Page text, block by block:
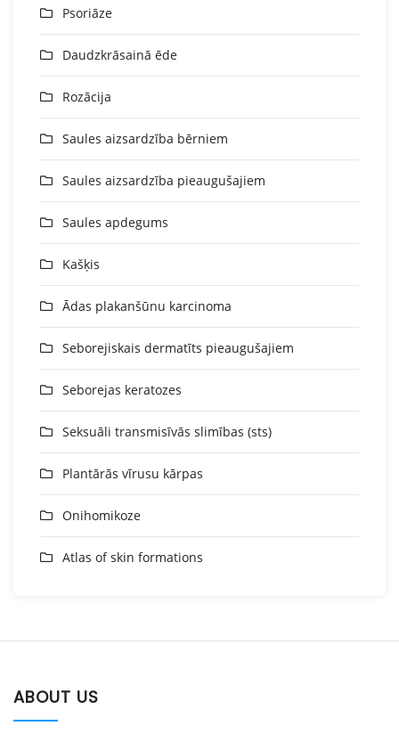
Psoriāze
Daudzkrāsainā ēde
Rozācija
Saules aizsardzība bērniem
Saules aizsardzība pieaugušajiem
Saules apdegums
Kašķis
Ādas plakanšūnu karcinoma
Seborejiskais dermatīts pieaugušajiem
Seborejas keratozes
Seksuāli transmisīvās slimības (sts)
Plantārās vīrusu kārpas
Onihomikoze
Atlas of skin formations
ABOUT US